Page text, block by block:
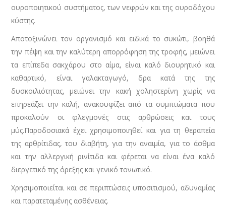
ουροποιητικού συστήματος, των νεφρών και της ουροδόχου
κύστης.
Αποτοξινώνει τον οργανισμό και ειδικά το συκώτι, βοηθά
την πέψη και την καλύτερη απορρόφηση της τροφής, μειώνει
τα επίπεδα σακχάρου στο αίμα, είναι καλό διουρητικό και
καθαρτικό, είναι γαλακταγωγό, δρα κατά της της
δυσκοιλιότητας, μειώνει την κακή χοληστερίνη χωρίς να
επηρεάζει την καλή, ανακουφίζει από τα συμπτώματα που
προκαλούν οι φλεγμονές στις αρθρώσεις και τους
μύς.Παροδοσιακά έχει χρησιμοποιηθεί και για τη θεραπεία
της αρθρίτιδας, του διαβήτη, για την αναιμία, για το άσθμα
και την αλλεργική ρινίτιδα και φέρεται να είναι ένα καλό
διεργετικό της όρεξης και γενικό τονωτικό.
Χρησιμοποιείται και σε περιπτώσεις υποσιτισμού, αδυναμίας
και παρατεταμένης ασθένειας.